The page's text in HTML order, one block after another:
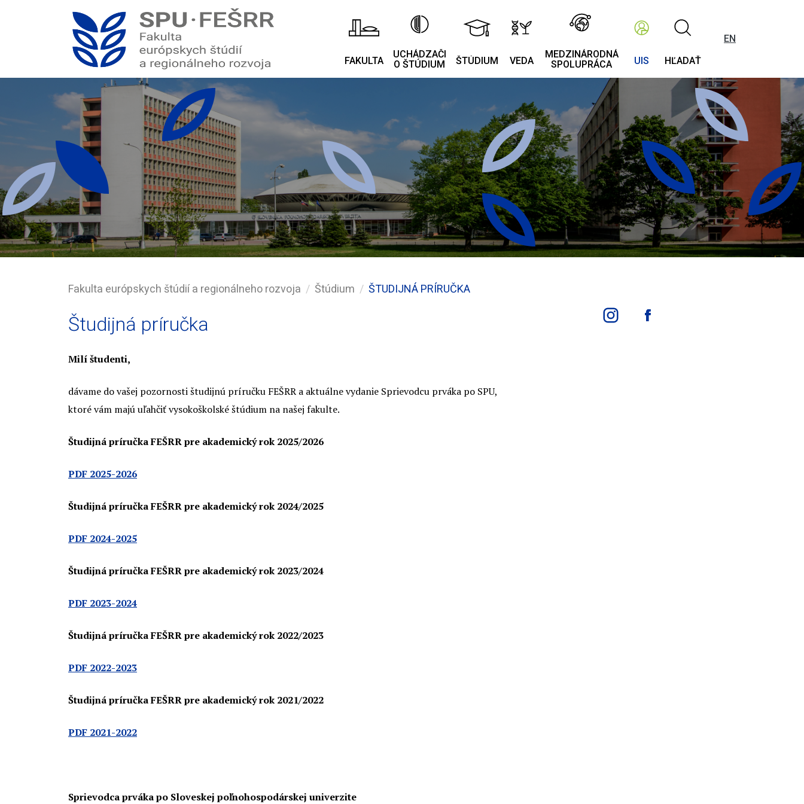
FAKULTA
UCHÁDZAČI
O ŠTÚDIUM
ŠTÚDIUM VEDA
MEDZINÁRODNÁ
SPOLUPRÁCA
UIS HĽADAŤ
EN
Fakulta európskych štúdií a regionálneho rozvoja Štúdium ŠTUDIJNÁ PRÍRUČKA
Študijná príručka
Milí študenti,
dávame do vašej pozornosti študijnú príručku FEŠRR a aktuálne vydanie Sprievodcu prváka po SPU,
ktoré vám majú uľahčiť vysokoškolské štúdium na našej fakulte.
Študijná príručka FEŠRR pre akademický rok 2025/2026
PDF 2025-2026
Študijná príručka FEŠRR pre akademický rok 2024/2025
PDF 2024-2025
Študijná príručka FEŠRR pre akademický rok 2023/2024
PDF 2023-2024
Študijná príručka FEŠRR pre akademický rok 2022/2023
PDF 2022-2023
Študijná príručka FEŠRR pre akademický rok 2021/2022
PDF 2021-2022
Sprievodca prváka po Sloveskej poľnohospodárskej univerzite